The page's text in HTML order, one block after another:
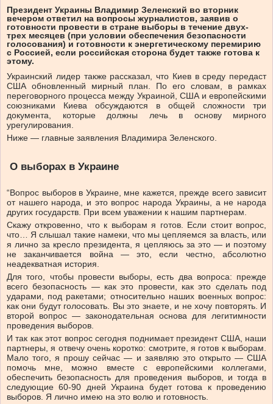
Президент Украины Владимир Зеленский во вторник
вечером ответил на вопросы журналистов, заявив о
готовности провести в стране выборы в течение двух-
трех месяцев (при условии обеспечения безопасности
голосования) и готовности к энергетическому перемирию
с Россией, если российская сторона будет также готова к
этому.
Украинский лидер также рассказал, что Киев в среду передаст
США обновленный мирный план. По его словам, в рамках
переговорного процесса между Украиной, США и европейскими
союзниками Киева обсуждаются в общей сложности три
документа, которые должны лечь в основу мирного
урегулирования.
Ниже — главные заявления Владимира Зеленского.
О выборах в Украине
“Вопрос выборов в Украине, мне кажется, прежде всего зависит
от нашего народа, и это вопрос народа Украины, а не народа
других государств. При всем уважении к нашим партнерам.
Скажу откровенно, что к выборам я готов. Если стоит вопрос,
что… Я слышал такие намеки, что мы цепляемся за власть, или
я лично за кресло президента, я цепляюсь за это — и поэтому
не заканчивается война — это, если честно, абсолютно
неадекватная история.
Для того, чтобы провести выборы, есть два вопроса: прежде
всего безопасность — как это провести, как это сделать под
ударами, под ракетами; относительно наших военных вопрос:
как они будут голосовать. Вы это знаете, и не хочу повторять. И
второй вопрос — законодательная основа для легитимности
проведения выборов.
И так как этот вопрос сегодня поднимает президент США, наши
партнеры, я отвечу очень коротко: смотрите, я готов к выборам.
Мало того, я прошу сейчас — и заявляю это открыто — США
помочь мне, можно вместе с европейскими коллегами,
обеспечить безопасность для проведения выборов, и тогда в
следующие 60-90 дней Украина будет готова к проведению
выборов. Я лично имею на это волю и готовность.